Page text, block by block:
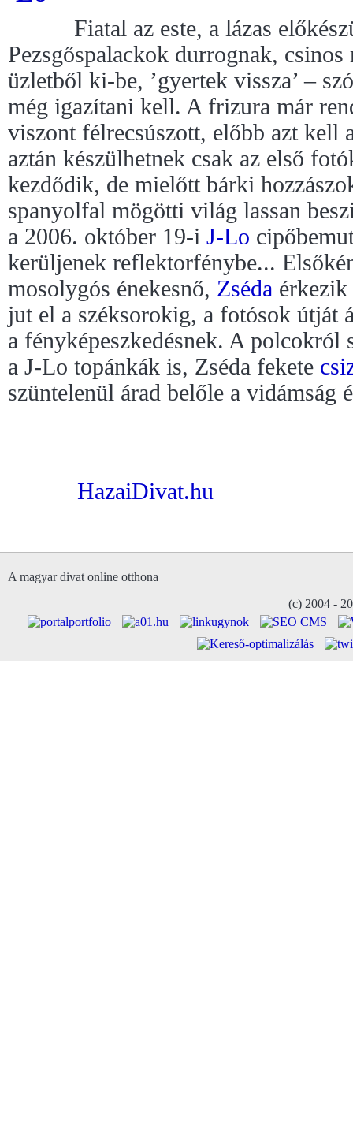
Fiatal az este, a lázas
Pezsgőspalackok durrognak,
üzletből ki-be, ’gyertek vissza’ –
még igazítani kell. A frizura már
viszont félrecsúszott, előbb azt kell
aztán készülhetnek csak az első
kezdődik, de mielőtt bárki
spanyolfal mögötti világ lassan
a 2006. október 19-i J-Lo
kerüljenek reflektorfénybe...
mosolygós énekesnő, Zséda érkezik
jut el a széksorokig, a fotósok útját
a fényképeszkedésnek. A polcokról
a J-Lo topánkák is, Zséda fekete
szüntelenül árad belőle a vidámság
HazaiDivat.hu
A magyar divat online otthona
(c) 2004 -